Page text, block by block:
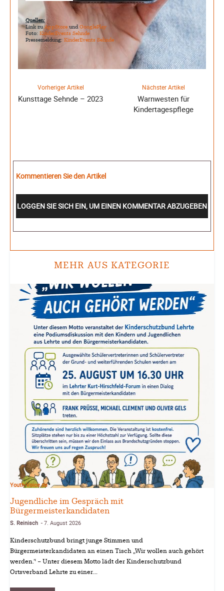
MEHR AUS KATEGORIE
Youth-Voice.de
Jugendliche im Gespräch mit
Bürgermeisterkandidaten
S. Reinisch - 7. August 2026
Kinderschutzbund bringt junge Stimmen und
Bürgermeisterkandidaten an einen Tisch „Wir wollen auch gehört
werden.“ – Unter diesem Motto lädt der Kinderschutzbund
Ortsverband Lehrte zu einer...
Quellen:
Link zuAppStore und GooglePlay
Foto: KinderEvents Sehnde
Pressemeldung: KinderEvents Sehnde
Vorheriger Artikel
Kunsttage Sehnde – 2023
Nächster Artikel
Warnwesten für
Kindertagespflege
Kommentieren Sie den Artikel
LOGGEN SIE SICH EIN, UM EINEN KOMMENTAR ABZUGEBEN